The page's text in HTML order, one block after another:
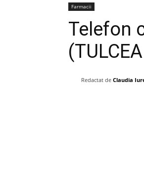
Farmacii
Telefon
Redactat de Claudia